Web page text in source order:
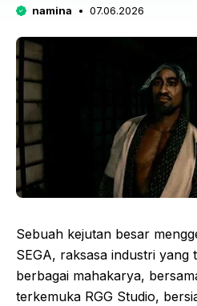
namina 07.06.2026
Sebuah kejutan besar
SEGA, raksasa industri yang
berbagai mahakarya,
terkemuka RGG Studio,